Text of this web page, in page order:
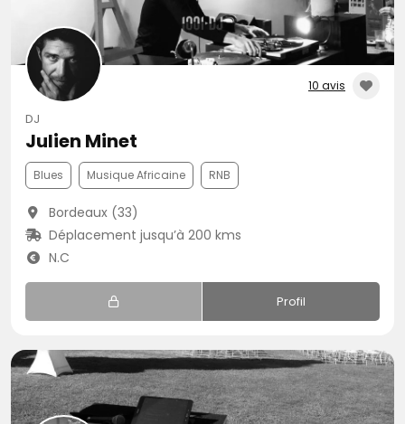
10 avis
DJ
Julien Minet
Blues Musique Africaine RNB
Bordeaux (33)
Déplacement jusqu’à 200 kms
N.C
Profil